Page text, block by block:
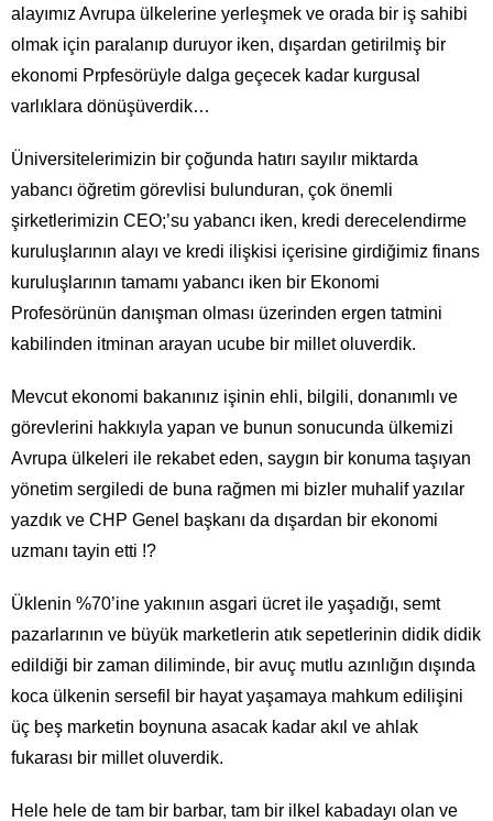
alayımız Avrupa ülkelerine yerleşmek ve orada bir iş sahibi
olmak için paralanıp duruyor iken, dışardan getirilmiş bir
ekonomi Prpfesörüyle dalga geçecek kadar kurgusal
varlıklara dönüşüverdik…
Üniversitelerimizin bir çoğunda hatırı sayılır miktarda
yabancı öğretim görevlisi bulunduran, çok önemli
şirketlerimizin CEO;’su yabancı iken, kredi derecelendirme
kuruluşlarının alayı ve kredi ilişkisi içerisine girdiğimiz finans
kuruluşlarının tamamı yabancı iken bir Ekonomi
Profesörünün danışman olması üzerinden ergen tatmini
kabilinden itminan arayan ucube bir millet oluverdik.
Mevcut ekonomi bakanınız işinin ehli, bilgili, donanımlı ve
görevlerini hakkıyla yapan ve bunun sonucunda ülkemizi
Avrupa ülkeleri ile rekabet eden, saygın bir konuma taşıyan
yönetim sergiledi de buna rağmen mi bizler muhalif yazılar
yazdık ve CHP Genel başkanı da dışardan bir ekonomi
uzmanı tayin etti !?
Üklenin %70’ine yakınıın asgari ücret ile yaşadığı, semt
pazarlarının ve büyük marketlerin atık sepetlerinin didik didik
edildiği bir zaman diliminde, bir avuç mutlu azınlığın dışında
koca ülkenin sersefil bir hayat yaşamaya mahkum edilişini
üç beş marketin boynuna asacak kadar akıl ve ahlak
fukarası bir millet oluverdik.
Hele hele de tam bir barbar, tam bir ilkel kabadayı olan ve